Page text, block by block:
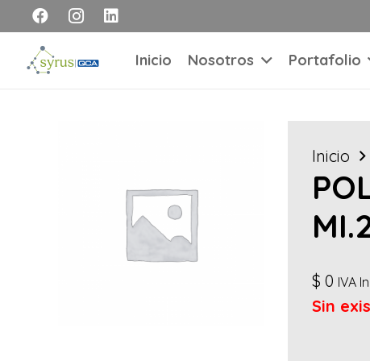
Inicio Nosotros Portafolio
Inicio
$ 0 IVA
Sin